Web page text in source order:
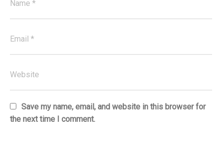
Save my name, email, and website in this browser for
the next time I comment.